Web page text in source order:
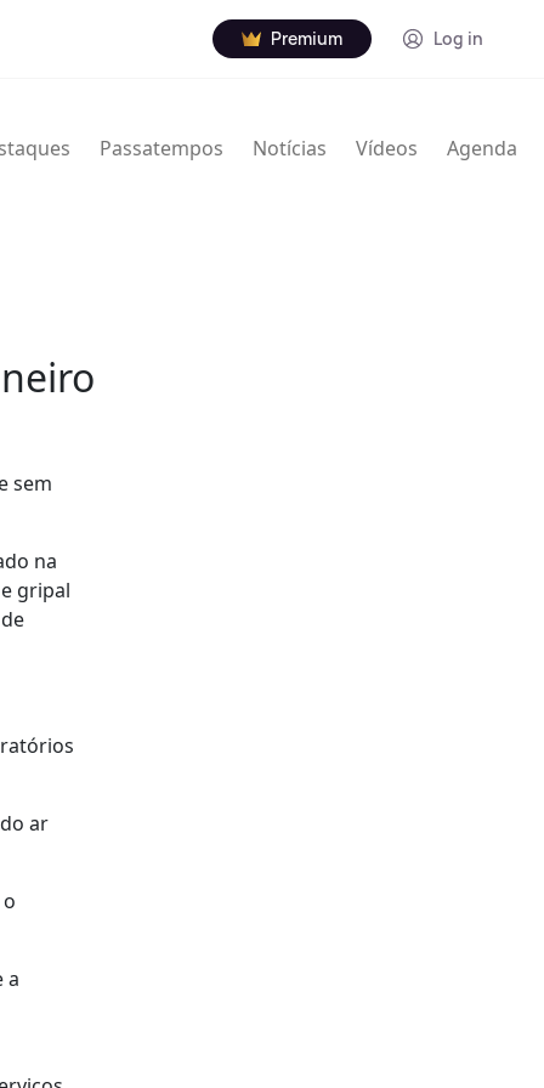
Premium Log in
Passatempos Notícias Vídeos Agenda
sem
na
gripal
ar
a